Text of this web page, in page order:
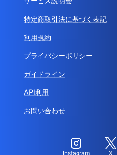
特定商取引法に基づく表記
利用規約
プライバシーポリシー
ガイドライン
API利用
お問い合わせ
Instagram X